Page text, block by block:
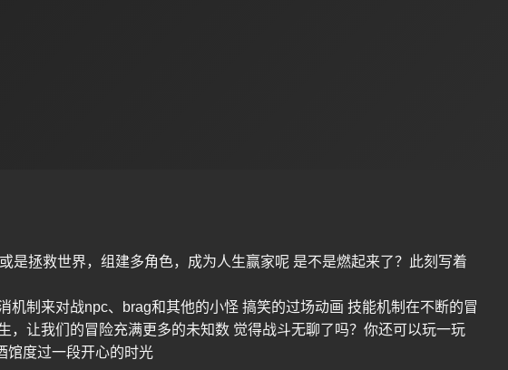
是拯救世界，组建多角色，成为人生赢家呢 是不是燃起来了？此刻写着
制来对战npc、brag和其他的小怪 搞笑的过场动画 技能机制在不断的冒
让我们的冒险充满更多的未知数 觉得战斗无聊了吗？你还可以玩一玩
馆度过一段开心的时光